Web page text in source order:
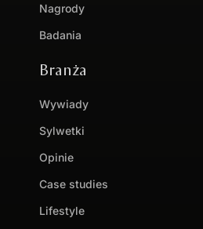
Nagrody
Badania
Branża
Wywiady
Sylwetki
Opinie
Case studies
Lifestyle